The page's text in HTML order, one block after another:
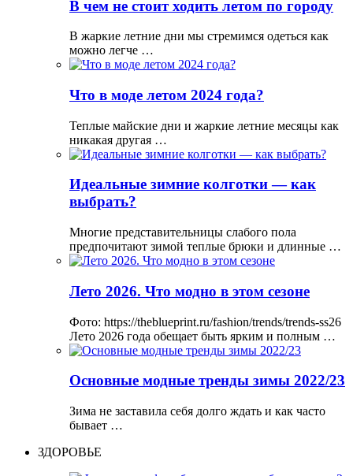
В чем не стоит ходить летом по городу
В жаркие летние дни мы стремимся одеться как
можно легче …
Что в моде летом 2024 года?
Теплые майские дни и жаркие летние месяцы как
никакая другая …
Идеальные зимние колготки — как
выбрать?
Многие представительницы слабого пола
предпочитают зимой теплые брюки и длинные …
Лето 2026. Что модно в этом сезоне
Фото: https://theblueprint.ru/fashion/trends/trends-ss26
Лето 2026 года обещает быть ярким и полным …
Основные модные тренды зимы 2022/23
Зима не заставила себя долго ждать и как часто
бывает …
ЗДОРОВЬЕ